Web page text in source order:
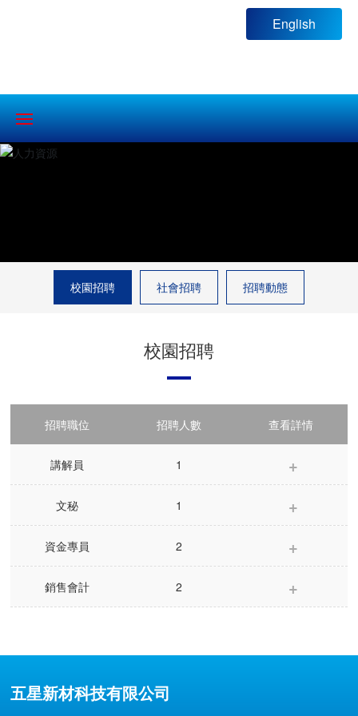
English
首 頁
加入五星
聯系我們
校園招聘 社會招聘 招聘動態
校園招聘
招聘職位 招聘人數 查看詳情
講解員 1
文秘 1
資金專員 2
銷售會計 2
五星新材科技有限公司